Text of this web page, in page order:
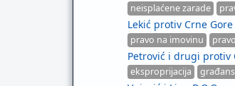
neisplaćene zarade
Lekić protiv Crne Gore
pravo na imovinu
Petrović i drugi protiv
eksproprijacija